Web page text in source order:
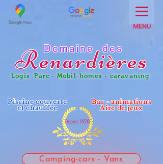
MENU
Domaine des
Renardières
Parc - Mobil-homes - caravaning
Piscine couverte
et chauffée
Bar - animations
Aire de jeux
Camping-cars - Vans